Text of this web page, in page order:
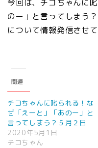
今回は、チコちゃんに
のー」と言ってしまう？
について情報発信させ
関連
チコちゃんに叱られる！な
ぜ「えーと」「あのー」と
言ってしまう？５月２日
2020年5月1日
チコちゃん